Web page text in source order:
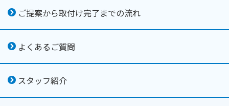
ご提案から取付け完了までの流れ
よくあるご質問
スタッフ紹介